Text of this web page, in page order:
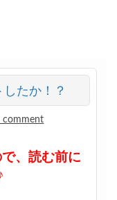
たか！？
comment
、読む前に